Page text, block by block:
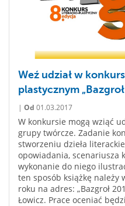
Weź udział w
plastycznym
| Od 01.03.2017
W konkursie mogą wziąć
grupy twórcze. Zadanie
stworzeniu dzieła
opowiadania, scenariusza
wykonanie do niego
ten sposób książkę należy
roku na adres: „Bazgroł
Łowicz. Prace oceniać